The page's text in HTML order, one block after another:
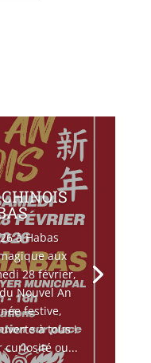
à Habas
aux
28 février,
Nouvel An
festive,
à tous !
curiosité ou...